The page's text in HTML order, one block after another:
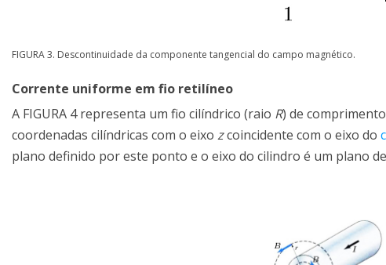
FIGURA 3. Descontinuidade da componente tangencial do campo magnético.
Corrente uniforme em fio retilíneo
A FIGURA 4 representa um fio cilíndrico (raio R) de
coordenadas cilíndricas com o eixo zcoincidente com o eixo do
plano definido por este ponto e o eixo do cilindro é um plano de